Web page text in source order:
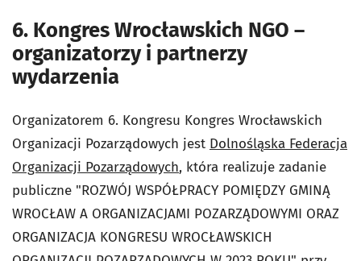
6. Kongres Wrocławskich NGO –
organizatorzy i partnerzy
wydarzenia
Organizatorem 6. Kongresu Kongres Wrocławskich
Organizacji Pozarządowych jest Dolnośląska Federacja
Organizacji Pozarządowych, która realizuje zadanie
publiczne "ROZWÓJ WSPÓŁPRACY POMIĘDZY GMINĄ
WROCŁAW A ORGANIZACJAMI POZARZĄDOWYMI ORAZ
ORGANIZACJA KONGRESU WROCŁAWSKICH